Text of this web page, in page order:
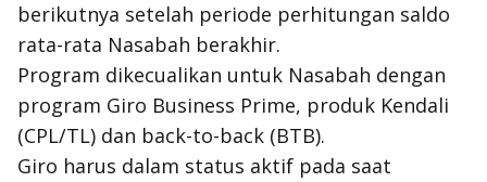
berikutnya setelah periode perhitungan saldo
rata-rata Nasabah berakhir.
Program dikecualikan untuk Nasabah dengan
program Giro Business Prime, produk Kendali
(CPL/TL) dan back-to-back (BTB).
Giro harus dalam status aktif pada saat